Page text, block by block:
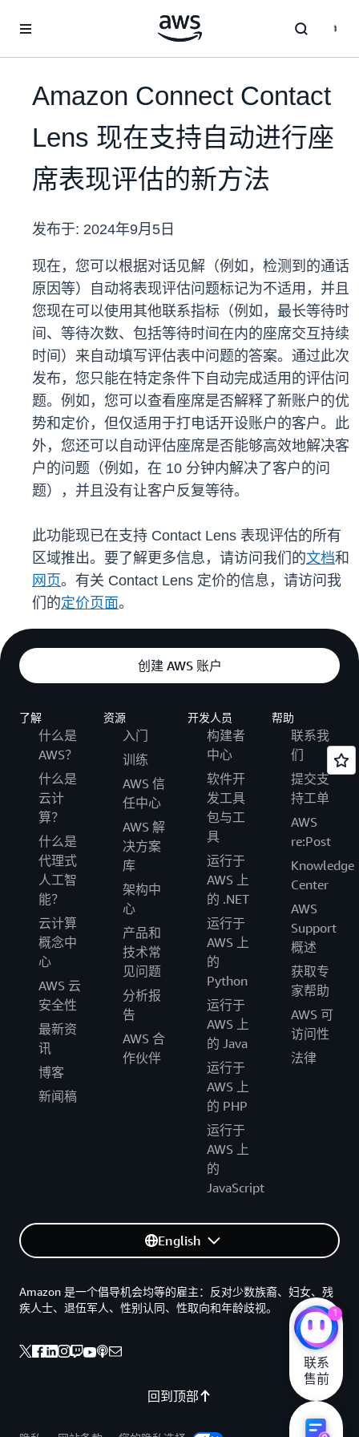
Amazon Connect Contact
Lens 现在支持自动进行座
席表现评估的新方法
发布于: 2024年9月5日
现在，您可以根据对话见解（例如，检测到的通话
原因等）自动将表现评估问题标记为不适用，并且
您现在可以使用其他联系指标（例如，最长等待时
间、等待次数、包括等待时间在内的座席交互持续
时间）来自动填写评估表中问题的答案。通过此次
发布，您只能在特定条件下自动完成适用的评估问
题。例如，您可以查看座席是否解释了新账户的优
势和定价，但仅适用于打电话开设账户的客户。此
外，您还可以自动评估座席是否能够高效地解决客
户的问题（例如，在 10 分钟内解决了客户的问
题），并且没有让客户反复等待。
此功能现已在支持 Contact Lens 表现评估的所有
区域推出。要了解更多信息，请访问我们的文档和
网页。有关 Contact Lens 定价的信息，请访问我
们的定价页面。
创建 AWS 账户
了解
什么是
AWS？
什么是
云计
算？
什么是
代理式
人工智
能？
云计算
概念中
心
AWS 云
安全性
最新资
讯
博客
新闻稿
资源
入门
训练
AWS 信
任中心
AWS 解
决方案
库
架构中
心
产品和
技术常
见问题
分析报
告
AWS 合
作伙伴
开发人员
构建者
中心
软件开
发工具
包与工
具
运行于
AWS 上
的 .NET
运行于
AWS 上
的
Python
运行于
AWS 上
的 Java
运行于
AWS 上
的 PHP
运行于
AWS 上
的
JavaScript
帮助
联系我
们
提交支
持工单
AWS
re:Post
Knowledge
Center
AWS
Support
概述
获取专
家帮助
AWS 可
访问性
法律
English
回到顶部
Amazon 是一个倡导机会均等的雇主：反对少数族裔、妇女、残
疾人士、退伍军人、性别认同、性取向和年龄歧视。
1
联系
售前